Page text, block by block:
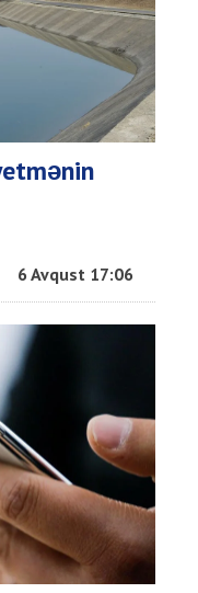
6 Avqust 17:06